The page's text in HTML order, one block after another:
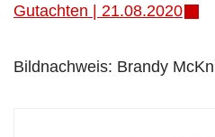
Gutachten | 21.08.2020
Bildnachweis: Brandy